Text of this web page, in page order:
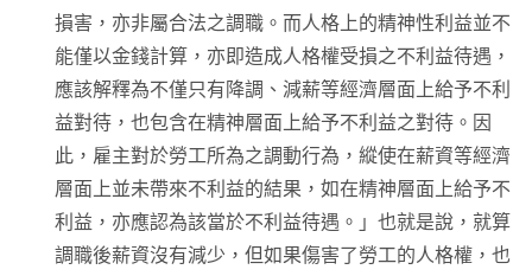
損害，亦非屬合法之調職。而人格上的精神性利益並不
能僅以金錢計算，亦即造成人格權受損之不利益待遇，
應該解釋為不僅只有降調、減薪等經濟層面上給予不利
益對待，也包含在精神層面上給予不利益之對待。因
此，雇主對於勞工所為之調動行為，縱使在薪資等經濟
層面上並未帶來不利益的結果，如在精神層面上給予不
利益，亦應認為該當於不利益待遇。」也就是說，就算
調職後薪資沒有減少，但如果傷害了勞工的人格權，也